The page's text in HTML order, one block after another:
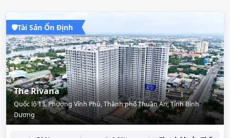
🛡️Tài Sản Ổn Định
The Rivana
Quốc lộ 13, Phường Vĩnh Phú, Thành phố Thuận An, Tỉnh Bình
Dương